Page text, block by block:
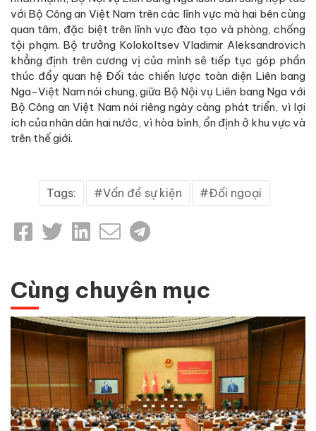
với Bộ Công an Việt Nam trên các lĩnh vực mà hai bên cùng
quan tâm, đặc biệt trên lĩnh vực đào tạo và phòng, chống
tội phạm. Bộ trưởng Kolokoltsev Vladimir Aleksandrovich
khẳng định trên cương vị của mình sẽ tiếp tục góp phần
thúc đẩy quan hệ Đối tác chiến lược toàn diện Liên bang
Nga-Việt Nam nói chung, giữa Bộ Nội vụ Liên bang Nga với
Bộ Công an Việt Nam nói riêng ngày càng phát triển, vì lợi
ích của nhân dân hai nước, vì hòa bình, ổn định ở khu vực và
trên thế giới.
Tags: Vấn đề sự kiện Đối ngoại
Cùng chuyên mục